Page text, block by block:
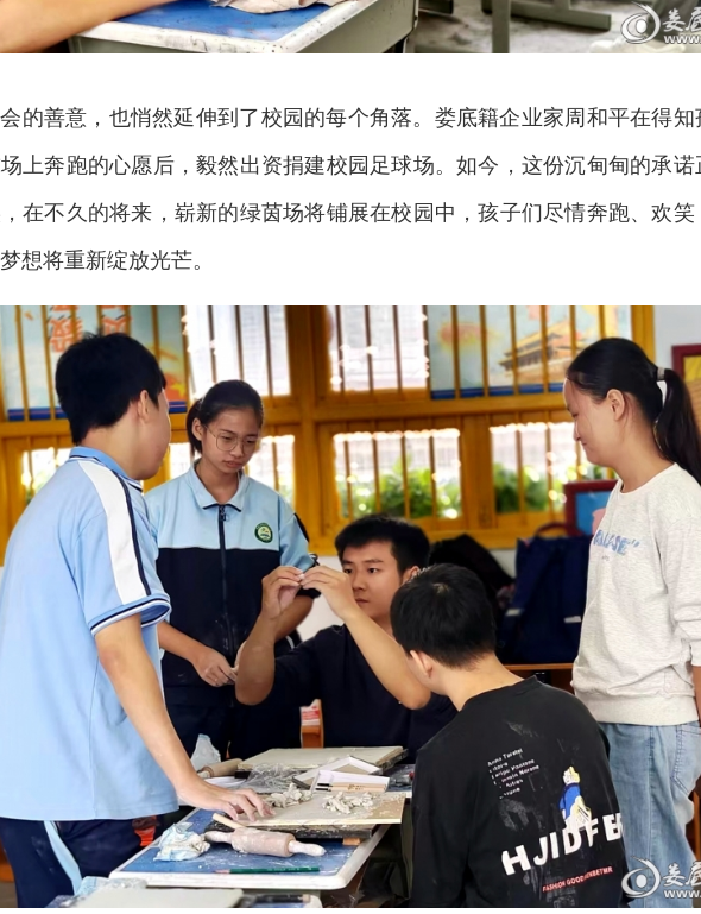
的善意，也悄然延伸到了校园的每个角落。娄底籍企业家周和平在得
上奔跑的心愿后，毅然出资捐建校园足球场。如今，这份沉甸甸的承
在不久的将来，崭新的绿茵场将铺展在校园中，孩子们尽情奔跑、欢
想将重新绽放光芒。